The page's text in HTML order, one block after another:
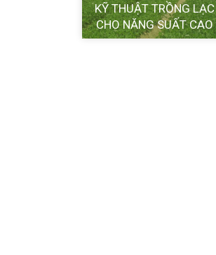
KỸ THUẬT TRỒNG LẠC
CHO NĂNG SUẤT CAO